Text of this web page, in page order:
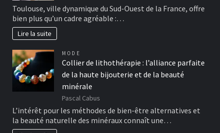
Toulouse, ville dynamique du Sud-Ouest de la France, offre
bien plus qu’un cadre agréable :…
Lire la suite
MODE
Collier de lithothérapie : l’alliance parfaite
de la haute bijouterie et de la beauté
minérale
Pascal Cabus
L’intérêt pour les méthodes de bien-être alternatives et
la beauté naturelle des minéraux connaît une…